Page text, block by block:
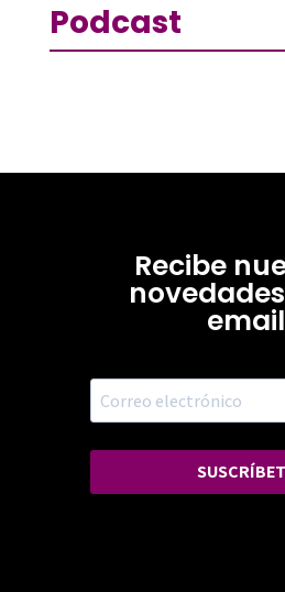
Podcast
Recibe
email